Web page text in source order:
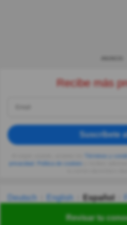
Revisar tu
Recibe más
Suscríbete
privacidad
Deutsch English Español
Українська हिन्दी